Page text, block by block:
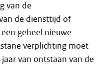
van de
de diensttijd of
geheel nieuwe
verplichting moet
van ontstaan van de